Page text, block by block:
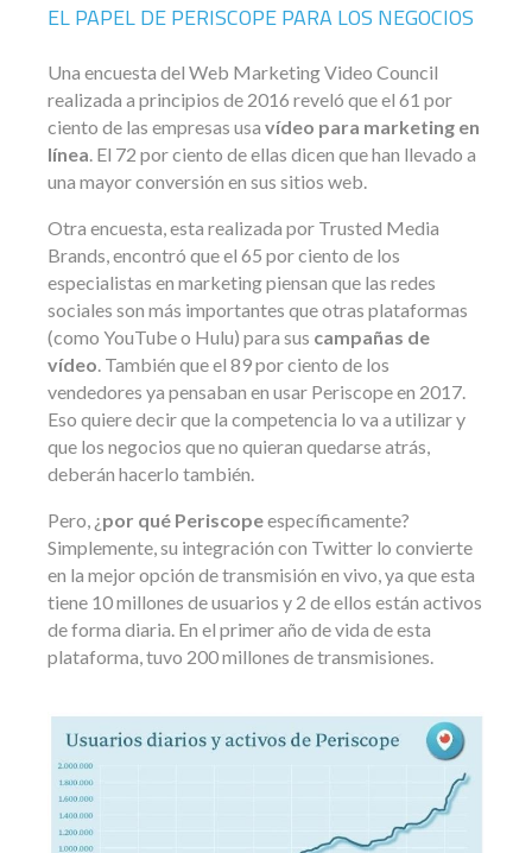
EL PAPEL DE PERISCOPE PARA LOS NEGOCIOS
Una encuesta del Web Marketing Video Council
realizada a principios de 2016 reveló que el 61 por
ciento de las empresas usa vídeo para marketing en
línea. El 72 por ciento de ellas dicen que han llevado a
una mayor conversión en sus sitios web.
Otra encuesta, esta realizada por Trusted Media
Brands, encontró que el 65 por ciento de los
especialistas en marketing piensan que las redes
sociales son más importantes que otras plataformas
(como YouTube o Hulu) para sus campañas de
vídeo. También que el 89 por ciento de los
vendedores ya pensaban en usar Periscope en 2017.
Eso quiere decir que la competencia lo va a utilizar y
que los negocios que no quieran quedarse atrás,
deberán hacerlo también.
Pero, ¿por qué Periscopeespecíficamente?
Simplemente, su integración con Twitter lo convierte
en la mejor opción de transmisión en vivo, ya que esta
tiene 10 millones de usuarios y 2 de ellos están activos
de forma diaria. En el primer año de vida de esta
plataforma, tuvo 200 millones de transmisiones.